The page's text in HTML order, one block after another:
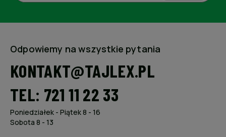
Odpowiemy na wszystkie pytania
KONTAKT@TAJLEX.PL
TEL: 721 11 22 33
Poniedziałek - Piątek 8 - 16
Sobota 8 - 13